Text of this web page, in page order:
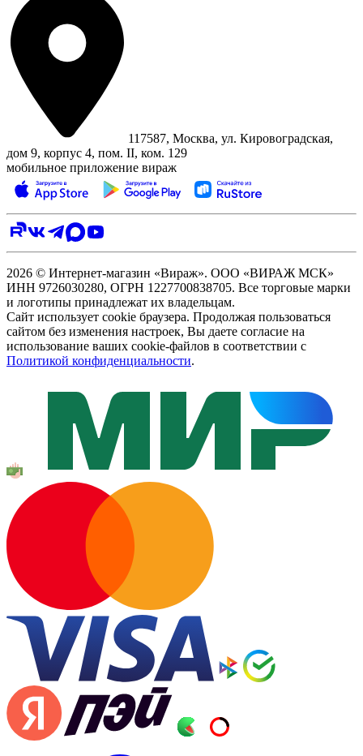
117587, Москва, ул. Кировоградская,
дом 9, корпус 4, пом. II, ком. 129
мобильное приложение вираж
2026 © Интернет-магазин «Вираж». ООО «ВИРАЖ МСК»
ИНН 9726030280, ОГРН 1227700838705. Все торговые марки
и логотипы принадлежат их владельцам.
Сайт использует cookie браузера. Продолжая пользоваться
сайтом без изменения настроек, Вы даете согласие на
использование ваших cookie-файлов в соответствии с
Политикой конфиденциальности.